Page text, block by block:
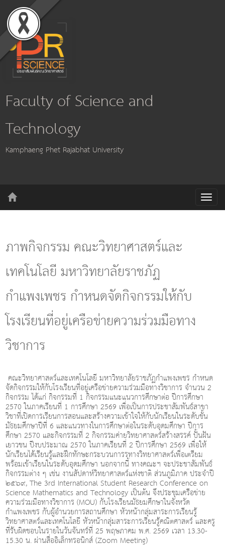
Faculty of Science and
Technology
Kamphaeng Phet Rajabhat University
T
o
ภาพกิจกรรม คณะวิทยาศาสตร์และ
เทคโนโลยี มหาวิทยาลัยราชภัฏ
กำแพงเพชร กำหนดจัดกิจกรรมให้กับ
โรงเรียนที่อยู่เครือข่ายความร่วมมือทาง
วิชาการ
คณะวิทยาศาสตร์และเทคโนโลยี มหาวิทยาลัยราชภัฏกำแพงเพชร กำหนด
จัดกิจกรรมให้กับโรงเรียนที่อยู่เครือข่ายความร่วมมือทางวิชาการ จำนวน 2
กิจกรรม ได้แก่ กิจกรรมที่ 1 กิจกรรมแนะแนวการศึกษาต่อ ปีการศึกษา
2570 ในภาคเรียนที่ 1 การศึกษา 2569 เพื่อเป็นการประชาสัมพันธ์สาขา
วิชาที่เปิดการเรียนการสอนและสร้างความเข้าใจให้กับนักเรียนในระดับชั้น
มัธยมศึกษาปีที่ 6 และแนวทางในการศึกษาต่อในระดับอุดมศึกษา ปีการ
ศึกษา 2570 และกิจกรรมที่ 2 กิจกรรมค่ายวิทยาศาสตร์สร้างสรรค์ ปั้นฝัน
เยาวชน ปีงบประมาณ 2570 ในภาคเรียนที่ 2 ปีการศึกษา 2569 เพื่อให้
นักเรียนได้เรียนรู้และฝึกทักษะกระบวนการรทางวิทยาศาสตร์เพื่อเตรียม
พร้อมเข้าเรียนในระดับอุดมศึกษา นอกจากนี้ ทางคณะฯ จะประชาสัมพันธ์
กิจกรรมต่าง ๆ เช่น งานสัปดาห์วิทยาศาสตร์แห่งชาติ ส่วนภูมิภาค ประจำปี
๒๕๖๙, The 3rd International Student Research Conference on
Science Mathematics and Technology เป็นต้น จึงประชุมเครือข่าย
ความร่วมมือทางวิชาการ (MOU) กับโรงเรียนมัธยมศึกษาในจังหวัด
กำแพงเพชร กับผู้อำนวยการสถานศึกษา หัวหน้ากลุ่มสาระการเรียนรู้
วิทยาศาสตร์และเทคโนโลยี หัวหน้ากลุ่มสาระการเรียนรู้คณิตศาสตร์ และครู
ที่รับผิดชอบในรายในวันจันทร์ที่ 25 พฤษภาคม พ.ศ. 2569 เวลา 13.30-
15.30 น. ผ่านสื่ออิเล็กทรอนิกส์ (Zoom Meeting)